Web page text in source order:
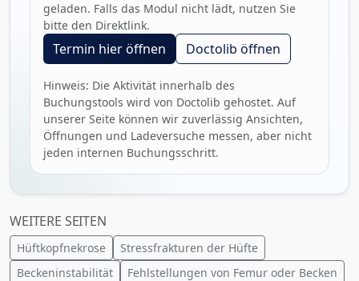
geladen. Falls das Modul nicht lädt, nutzen Sie
bitte den Direktlink.
Termin hier öffnen Doctolib öffnen
Hinweis: Die Aktivität innerhalb des
Buchungstools wird von Doctolib gehostet. Auf
unserer Seite können wir zuverlässig Ansichten,
Öffnungen und Ladeversuche messen, aber nicht
jeden internen Buchungsschritt.
WEITERE SEITEN
Hüftkopfnekrose
Stressfrakturen der Hüfte
Beckeninstabilität
Fehlstellungen von Femur oder Becken